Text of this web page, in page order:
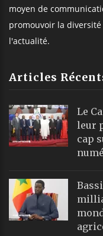
moyen de
promouvoir la
l'actualité.
Articles
Le
leur
cap